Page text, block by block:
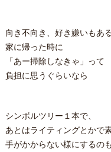
向き不向き、好き嫌いもあ
家に帰った時に
「あー掃除しなきゃ」って
負担に思うぐらいなら
シンボルツリー１本で、
あとはライティングとかで
手がかからない様にするのも